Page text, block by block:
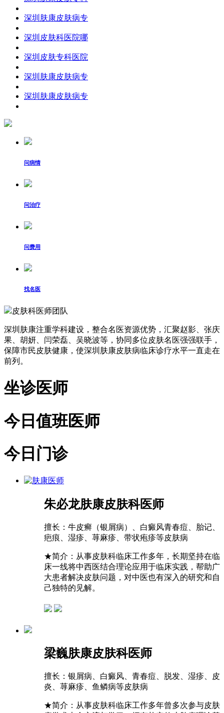
深圳肤康皮肤病专
深圳皮肤科医院哪
深圳皮肤专科医院
深圳肤康皮肤病专
深圳肤康皮肤病专
问病情
问治疗
问费用
找名医
皮肤科医师团队
深圳肤康注重学科建设，整合名医资源优势，汇聚赵影、张庆
果、胡妍、闫荣磊、吴晓波等，协同多位皮肤名医强强联手，
保障市民皮肤健康，使深圳肤康皮肤病临床诊疗水平一直走在
前列。
坐诊医师
今日值班医师
今日门诊
朱必龙肤康皮肤科医师
擅长： 牛皮癣（银屑病）、白癜风青春痘、胎记、
疤痕、湿疹、荨麻疹、带状疱疹等皮肤病
★简介：从事皮肤科临床工作多年，长期坚持在临
床一线将中西医结合理论应用于临床实践，帮助广
大患者解决皮肤问题，对中医也有深入的研究和自
己独特的见解。
梁巍肤康皮肤科医师
擅长： 银屑病、白癜风、青春痘、脱发、湿疹、皮
炎、荨麻疹、鱼鳞病等皮肤病
★简介：从事皮肤科临床工作多年曾多次参与皮肤